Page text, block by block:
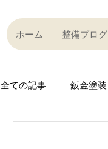
ホーム 整備ブログ
全ての記事 鈑金塗装